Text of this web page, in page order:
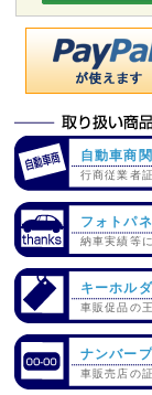
自動車商
行商従業者
フォトパ
納車実績等に
キーホル
車販促品の
ナンバー
車販売店の証